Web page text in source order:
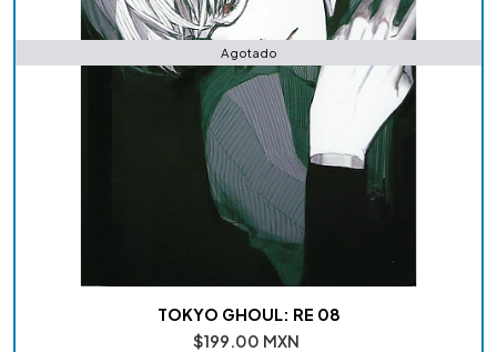
Agotado
TOKYO GHOUL: RE 08
$199.00 MXN